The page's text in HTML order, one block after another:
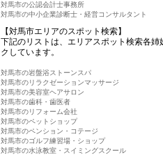
対馬市の公認会計士事務所
対馬市の中小企業診断士・経営コンサルタント
【対馬市エリアのスポット検索】
下記のリストは、エリアスポット検索各
クしています。
対馬市の岩盤浴ストーンスパ
対馬市のリラクゼーションマッサージ
対馬市の美容室ヘアサロン
対馬市の歯科・歯医者
対馬市のリフォーム会社
対馬市のペットショップ
対馬市のペンション・コテージ
対馬市のゴルフ練習場・ショップ
対馬市の水泳教室・スイミングスクール